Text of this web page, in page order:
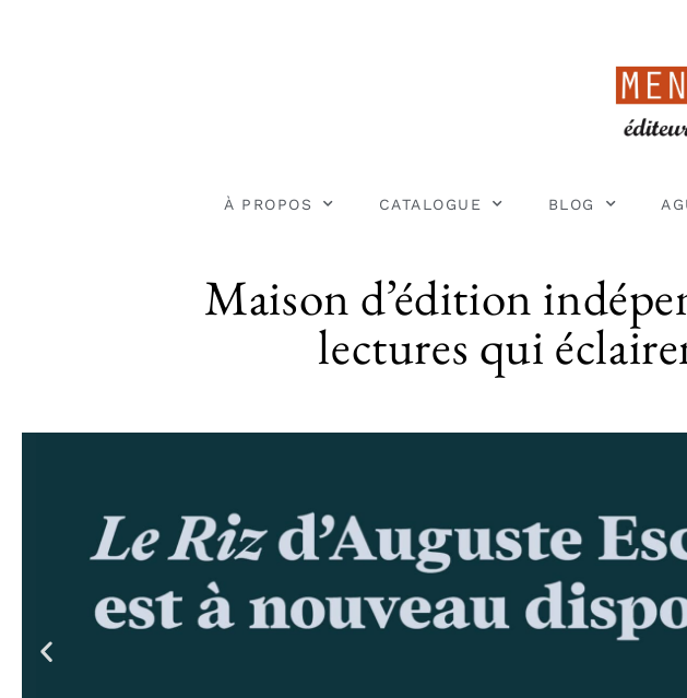
À PROPOS CATALOGUE BLOG
Maison d’édition
lectures qui